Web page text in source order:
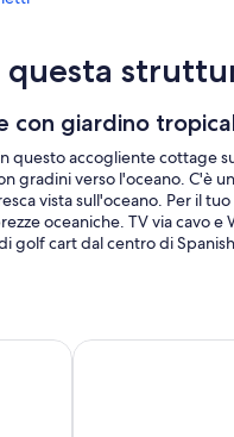
con giardino
questo accogliente cottage
gradini verso l'oceano. C'è
vista sull'oceano. Per il
oceaniche. TV via cavo
golf cart dal centro di
kayak, paddle
Elegante